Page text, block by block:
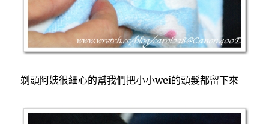
剃頭阿姨很細心的幫我們把小小wei的頭髮都留下來